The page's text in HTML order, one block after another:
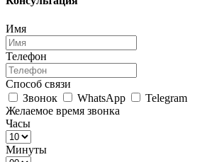
Имя
Телефон
Способ связи
Звонок
WhatsApp
Telegram
Желаемое время звонка
Часы
Минуты